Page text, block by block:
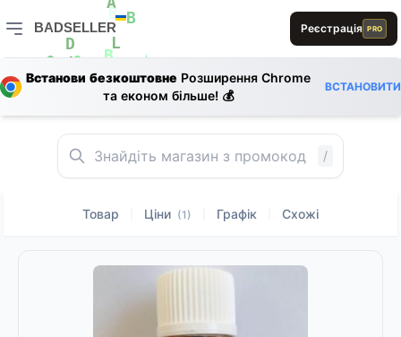
D
L
D
L
L
0 0
A
B
0
B
BADSELLER
BADSELLER — порівняння цін і знижки
Реєстрація PRO
Встанови безкоштовне Розширення Chrome
та економ більше! 💰
ВСТАНОВИТИ
/
Товар Ціни (1) Графік Схожі